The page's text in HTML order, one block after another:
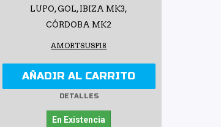
LUPO, GOL, IBIZA MK3,
CÓRDOBA MK2
AMORTSUSP18
AÑADIR AL CARRITO
DETALLES
En Existencia